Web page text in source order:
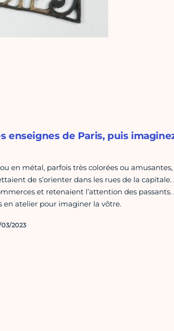
enseignes de Paris, puis
en métal, parfois très colorées ou
de s’orienter dans les rues de la capitale.
et retenaient l’attention des
en atelier pour imaginer la vôtre.
2023